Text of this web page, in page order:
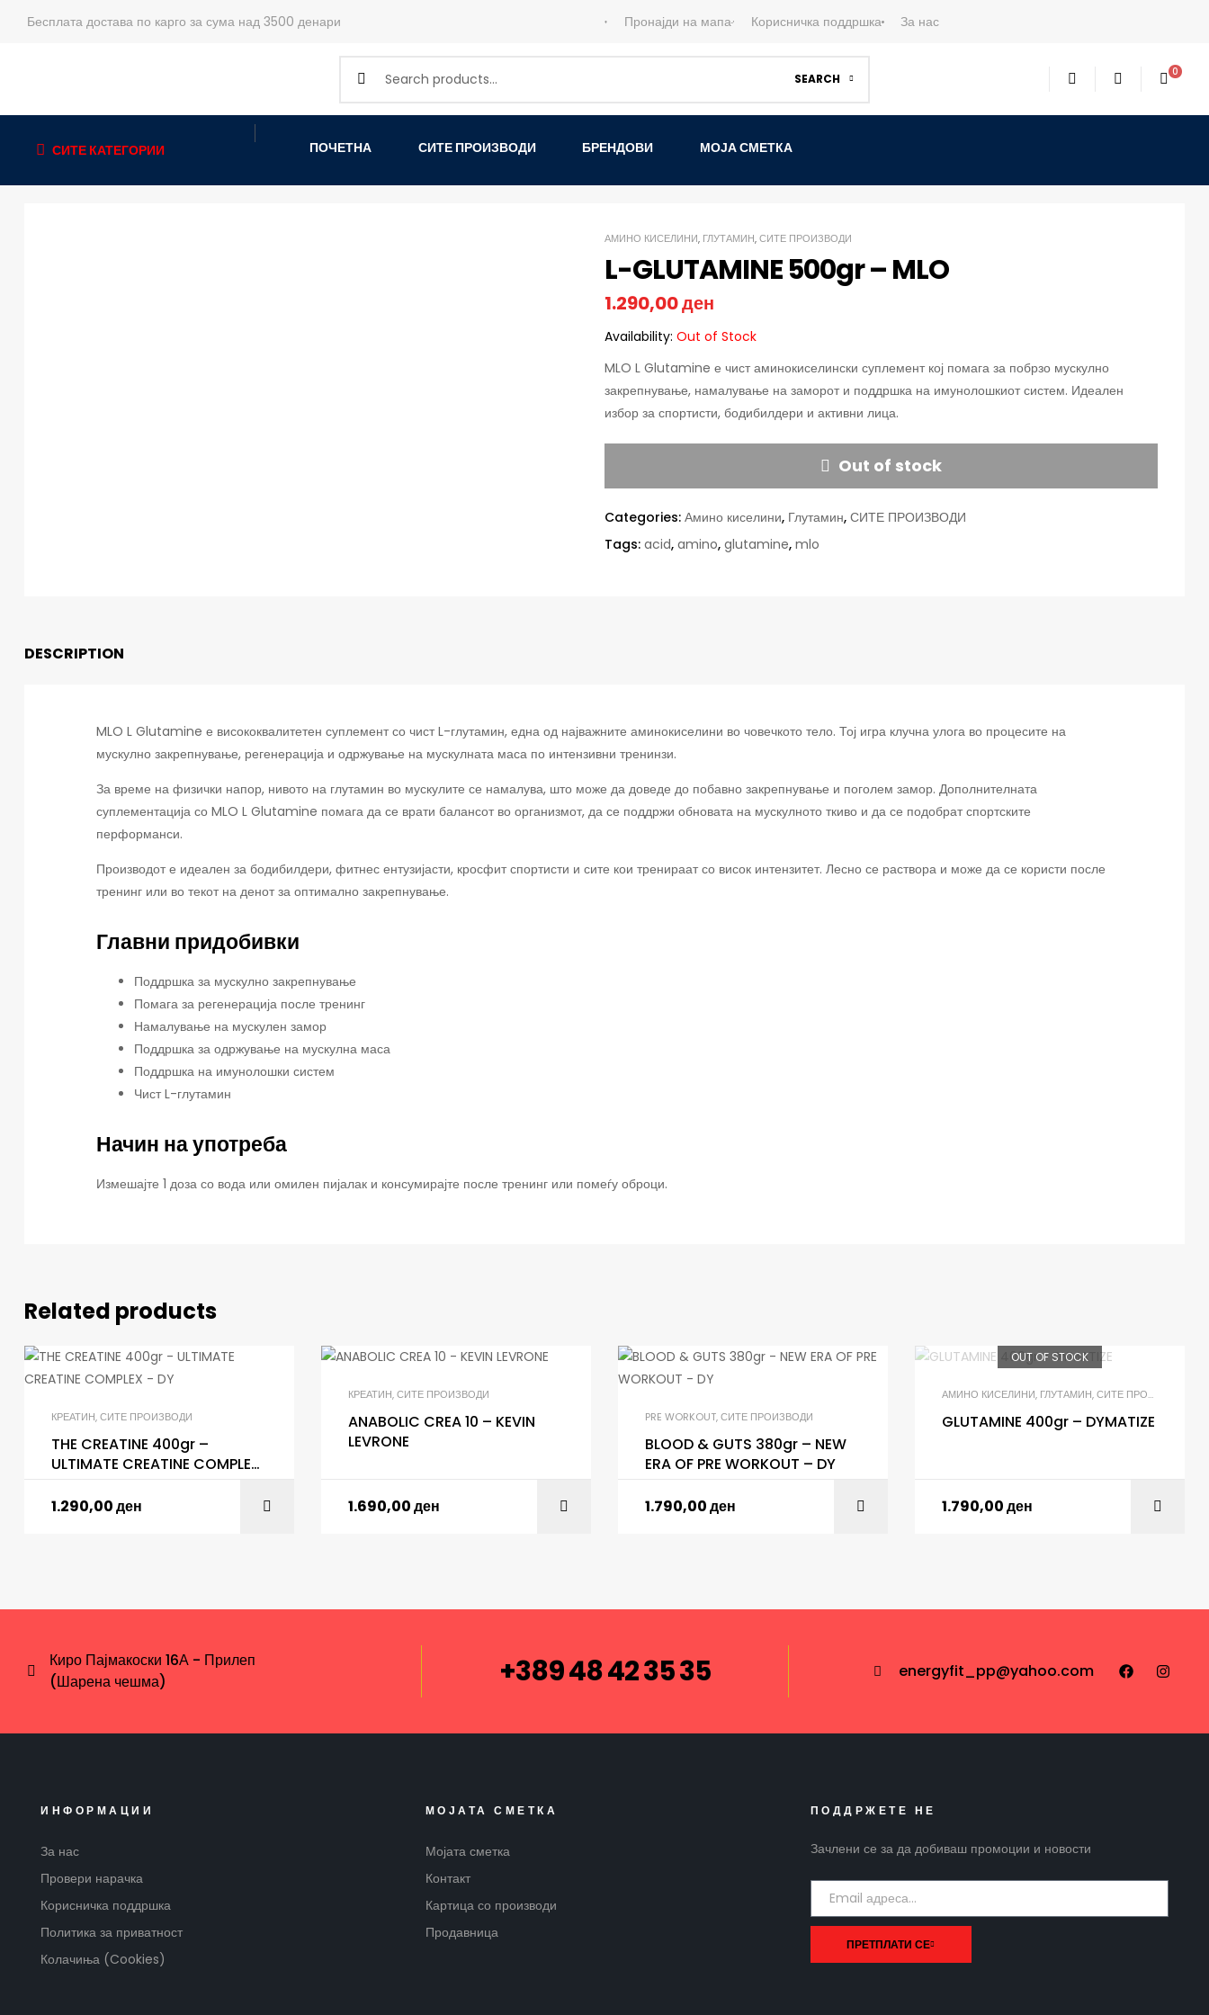
Бесплата достава по карго за сума над 3500 денари Пронајди на мапа Корисничка поддршка За нас
SEARCH 0
СИТЕ КАТЕГОРИИ ПОЧЕТНА СИТЕ ПРОИЗВОДИ БРЕНДОВИ МОЈА СМЕТКА
АМИНО КИСЕЛИНИ, ГЛУТАМИН,СИТЕ ПРОИЗВОДИ
L-GLUTAMINE 500gr – MLO
1.290,00ден
Availability: Out of Stock
MLO L Glutamine е чист аминокиселински суплемент кој помага за побрзо мускулно
закрепнување, намалување на заморот и поддршка на имунолошкиот систем. Идеален
избор за спортисти, бодибилдери и активни лица.
Out of stock
Categories: Амино киселини, Глутамин, СИТЕ ПРОИЗВОДИ
Tags: acid, amino, glutamine, mlo
DESCRIPTION
MLO L Glutamine е висококвалитетен суплемент со чист L-глутамин, една од најважните аминокиселини во човечкото тело. Тој игра клучна улога во процесите на
мускулно закрепнување, регенерација и одржување на мускулната маса по интензивни тренинзи.
За време на физички напор, нивото на глутамин во мускулите се намалува, што може да доведе до побавно закрепнување и поголем замор. Дополнителната
суплементација со MLO L Glutamine помага да се врати балансот во организмот, да се поддржи обновата на мускулното ткиво и да се подобрат спортските
перформанси.
Производот е идеален за бодибилдери, фитнес ентузијасти, кросфит спортисти и сите кои тренираат со висок интензитет. Лесно се раствора и може да се користи после
тренинг или во текот на денот за оптимално закрепнување.
Главни придобивки
Поддршка за мускулно закрепнување
Помага за регенерација после тренинг
Намалување на мускулен замор
Поддршка за одржување на мускулна маса
Поддршка на имунолошки систем
Чист L-глутамин
Начин на употреба
Измешајте 1 доза со вода или омилен пијалак и консумирајте после тренинг или помеѓу оброци.
Related products
КРЕАТИН,СИТЕ ПРОИЗВОДИ
THE CREATINE 400gr –
ULTIMATE CREATINE COMPLEX
1.290,00ден
КРЕАТИН,СИТЕ ПРОИЗВОДИ
ANABOLIC CREA 10 – KEVIN
LEVRONE
1.690,00ден
PRE WORKOUT,СИТЕ ПРОИЗВОДИ
BLOOD & GUTS 380gr – NEW
ERA OF PRE WORKOUT – DY
1.790,00ден
OUT OF STOCK
АМИНО КИСЕЛИНИ, ГЛУТАМИН,СИТЕ ПРОИЗВОДИ
GLUTAMINE 400gr – DYMATIZE
1.790,00ден
Киро Пајмакоски 16А - Прилеп
(Шарена чешма)
+389 48 42 35 35 energyfit_pp@yahoo.com
ИНФОРМАЦИИ
За нас
Провери нарачка
Корисничка поддршка
Политика за приватност
Колачиња (Cookies)
МОЈАТА СМЕТКА
Мојата сметка
Контакт
Картица со производи
Продавница
ПОДДРЖЕТЕ НЕ
Зачлени се за да добиваш промоции и новости
ПРЕТПЛАТИ СЕ